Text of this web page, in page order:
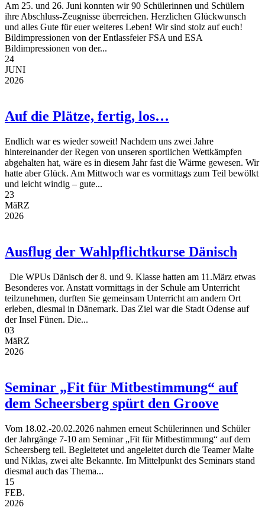
Am 25. und 26. Juni konnten wir 90 Schülerinnen und Schülern
ihre Abschluss-Zeugnisse überreichen. Herzlichen Glückwunsch
und alles Gute für euer weiteres Leben! Wir sind stolz auf euch!
Bildimpressionen von der Entlassfeier FSA und ESA
Bildimpressionen von der...
24
JUNI
2026
Auf die Plätze, fertig, los…
Endlich war es wieder soweit! Nachdem uns zwei Jahre
hintereinander der Regen von unseren sportlichen Wettkämpfen
abgehalten hat, wäre es in diesem Jahr fast die Wärme gewesen. Wir
hatte aber Glück. Am Mittwoch war es vormittags zum Teil bewölkt
und leicht windig – gute...
23
MäRZ
2026
Ausflug der Wahlpflichtkurse Dänisch
Die WPUs Dänisch der 8. und 9. Klasse hatten am 11.März etwas
Besonderes vor. Anstatt vormittags in der Schule am Unterricht
teilzunehmen, durften Sie gemeinsam Unterricht am andern Ort
erleben, diesmal in Dänemark. Das Ziel war die Stadt Odense auf
der Insel Fünen. Die...
03
MäRZ
2026
Seminar „Fit für Mitbestimmung“ auf
dem Scheersberg spürt den Groove
Vom 18.02.-20.02.2026 nahmen erneut Schülerinnen und Schüler
der Jahrgänge 7-10 am Seminar „Fit für Mitbestimmung“ auf dem
Scheersberg teil. Begleitetet und angeleitet durch die Teamer Malte
und Niklas, zwei alte Bekannte. Im Mittelpunkt des Seminars stand
diesmal auch das Thema...
15
FEB.
2026